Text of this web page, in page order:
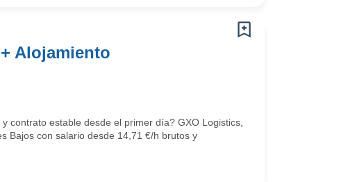
Alojamiento
contrato estable desde el primer día? GXO Logistics,
Bajos con salario desde 14,71 €/h brutos y